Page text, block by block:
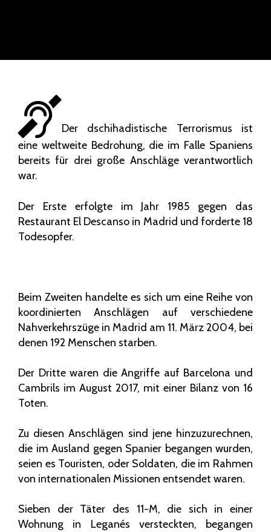
Der dschihadistische Terrorismus ist
eine weltweite Bedrohung, die im Falle Spaniens
bereits für drei große Anschläge verantwortlich
war.
Der Erste erfolgte im Jahr 1985 gegen das
Restaurant El Descanso in Madrid und forderte 18
Todesopfer.
Beim Zweiten handelte es sich um eine Reihe von
koordinierten Anschlägen auf verschiedene
Nahverkehrszüge in Madrid am 11. März 2004, bei
denen 192 Menschen starben.
Der Dritte waren die Angriffe auf Barcelona und
Cambrils im August 2017, mit einer Bilanz von 16
Toten.
Zu diesen Anschlägen sind jene hinzuzurechnen,
die im Ausland gegen Spanier begangen wurden,
seien es Touristen, oder Soldaten, die im Rahmen
von internationalen Missionen entsendet waren.
Sieben der Täter des 11-M, die sich in einer
Wohnung in Leganés versteckten, begangen